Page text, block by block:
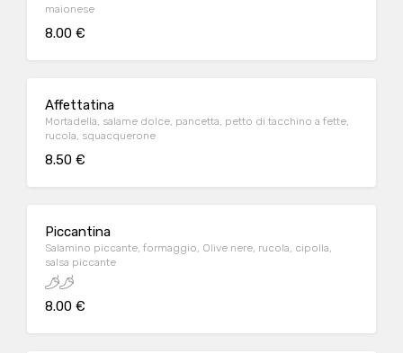
maionese
8.00 €
Affettatina
Mortadella, salame dolce, pancetta, petto di tacchino a fette,
rucola, squacquerone
8.50 €
Piccantina
Salamino piccante, formaggio, Olive nere, rucola, cipolla,
salsa piccante
8.00 €